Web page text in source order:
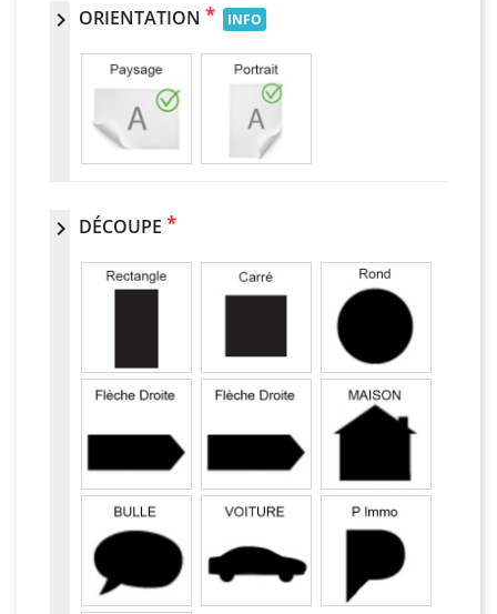
chevron_right ORIENTATION * INFO
chevron_right DÉCOUPE *